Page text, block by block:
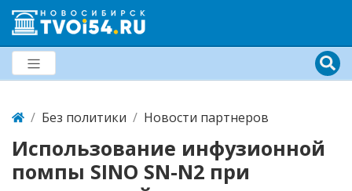
Без политики Новости партнеров
Использование инфузионной
помпы SINO SN-N2 при